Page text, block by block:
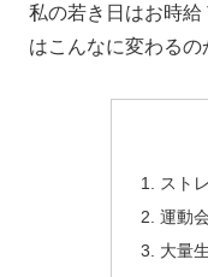
私の若き日はお時
はこんなに変わるの
スト
運動
大量